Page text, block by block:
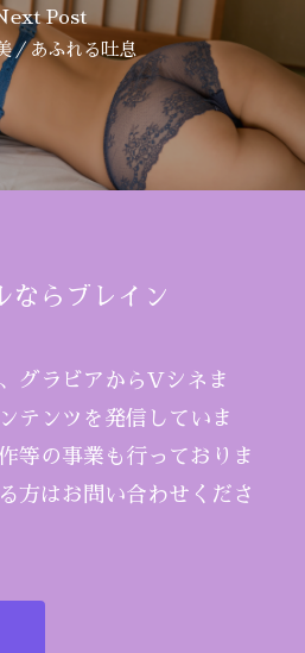
Post
／あふれる吐息
ならブレイン
グラビアからVシネま
テンツを発信していま
等の事業も行っておりま
方はお問い合わせくださ